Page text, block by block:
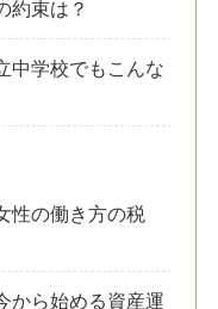
約束は？
中学校でもこんな
性の働き方の税
から始める資産運